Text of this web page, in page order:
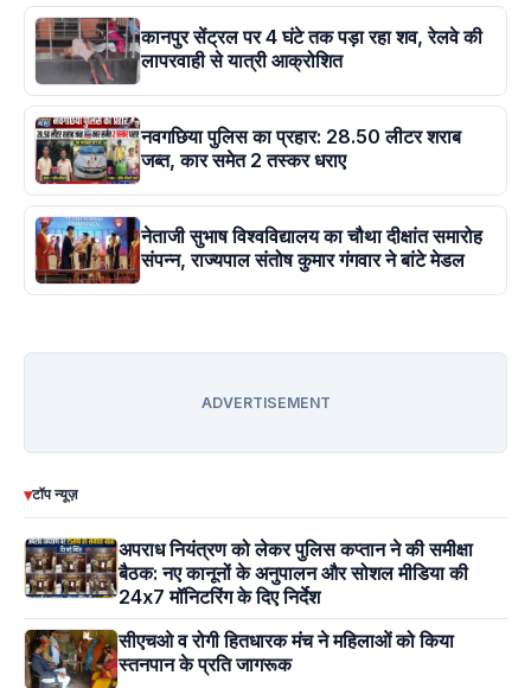
कानपुर सेंट्रल पर 4 घंटे तक पड़ा रहा शव, रेलवे की
लापरवाही से यात्री आक्रोशित
नवगछिया पुलिस का प्रहार: 28.50 लीटर शराब
जब्त, कार समेत 2 तस्कर धराए
नेताजी सुभाष विश्वविद्यालय का चौथा दीक्षांत समारोह
संपन्न, राज्यपाल संतोष कुमार गंगवार ने बांटे मेडल
ADVERTISEMENT
▾टॉप न्यूज़
अपराध नियंत्रण को लेकर पुलिस कप्तान ने की समीक्षा
बैठक: नए कानूनों के अनुपालन और सोशल मीडिया की
24x7 मॉनिटरिंग के दिए निर्देश
सीएचओ व रोगी हितधारक मंच ने महिलाओं को किया
स्तनपान के प्रति जागरूक